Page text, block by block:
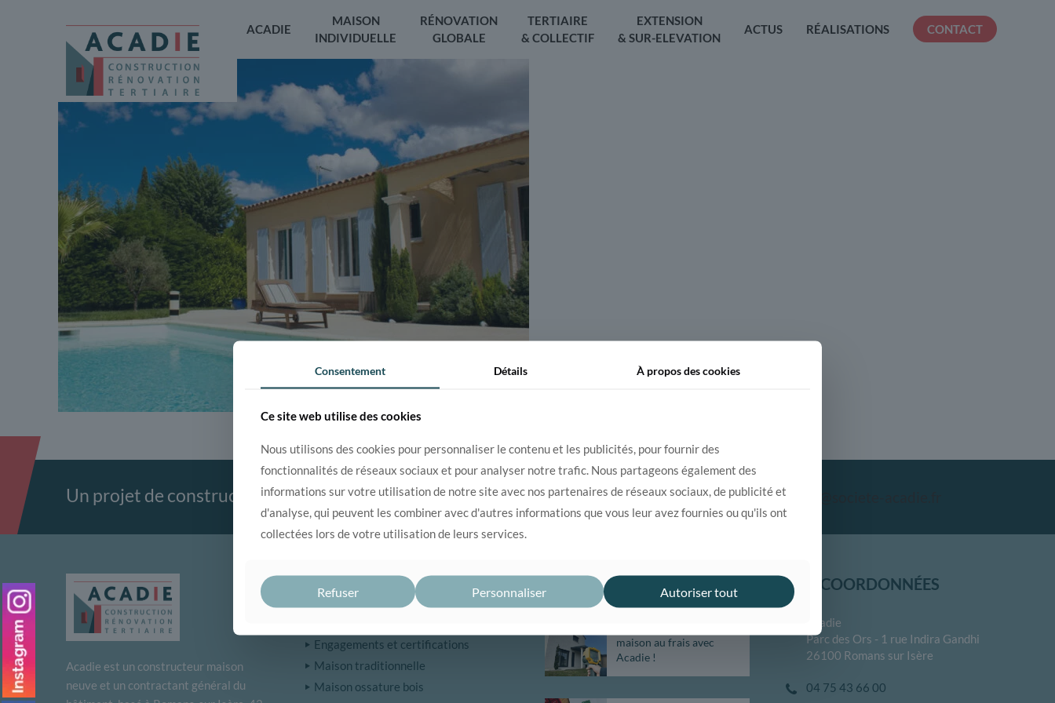
ACADIE
MAISON
INDIVIDUELLE
RÉNOVATION
GLOBALE
TERTIAIRE
& COLLECTIF
EXTENSION
& SUR-ELEVATION
ACTUS RÉALISATIONS CONTACT
Un projet de construction ou rénovation ? 04 75 43 66 00 contact@societe-acadie.fr
Acadie est un constructeur maison
neuve et un contractant général du
DÉCOUVRIR
Engagements et certifications
Maison traditionnelle
Maison ossature bois
ACTUALITÉS
maison au frais avec
Acadie !
NOS COORDONNÉES
Acadie
Parc des Ors - 1 rue Indira Gandhi
26100 Romans sur Isère
04 75 43 66 00
Consentement Détails À propos descookies
Ce site web utilise des cookies
Nous utilisons des cookies pour personnaliser le contenu et les publicités, pour fournir des
fonctionnalités de réseaux sociaux et pour analyser notre trafic. Nous partageons également des
informations sur votre utilisation de notre site avec nos partenaires de réseaux sociaux, de publicité et
d'analyse, qui peuvent les combiner avec d'autres informations que vous leur avez fournies ou qu'ils ont
collectées lors de votre utilisation de leurs services.
Refuser Personnaliser Autoriser tout